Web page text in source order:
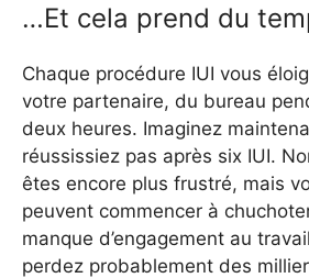
…Et cela prend du
Chaque procédure IUI vous
votre partenaire, du bureau
deux heures. Imaginez
réussissiez pas après six IUI.
êtes encore plus frustré, mais
peuvent commencer à
manque d’engagement au
perdez probablement des